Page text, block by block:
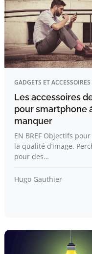
GADGETS ET ACCESSOIRES
Les accessoires
pour smartphone
manquer
EN BREF Objectifs
la qualité d’image.
pour des…
Hugo Gauthier